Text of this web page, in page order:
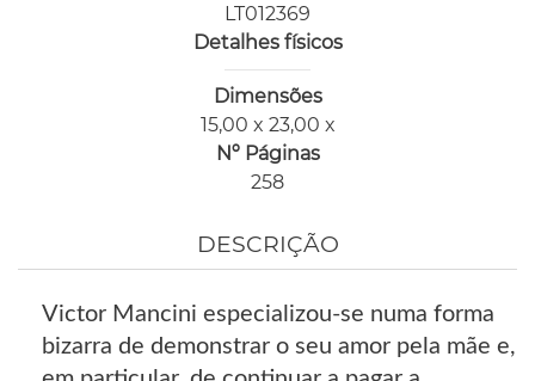
LT012369
Detalhes físicos
Dimensões
15,00 x 23,00 x
Nº Páginas
258
DESCRIÇÃO
Victor Mancini especializou-se numa forma
bizarra de demonstrar o seu amor pela mãe e,